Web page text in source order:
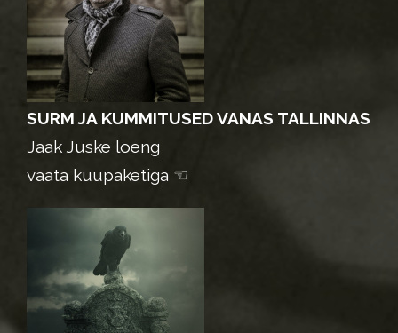
SURM JA KUMMITUSED VANAS TALLINNAS
Jaak Juske loeng
vaata kuupaketiga ☜